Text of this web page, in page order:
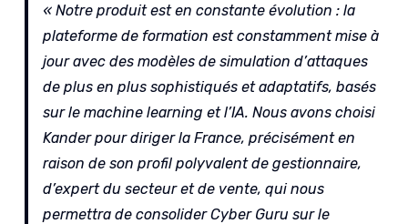
« Notre produit est en constante évolution : la
plateforme de formation est constamment mise à
jour avec des modèles de simulation d’attaques
de plus en plus sophistiqués et adaptatifs, basés
sur le machine learning et l’IA. Nous avons choisi
Kander pour diriger la France, précisément en
raison de son profil polyvalent de gestionnaire,
d’expert du secteur et de vente, qui nous
permettra de consolider Cyber Guru sur le